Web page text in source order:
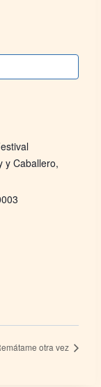
y Caballero,
otra vez